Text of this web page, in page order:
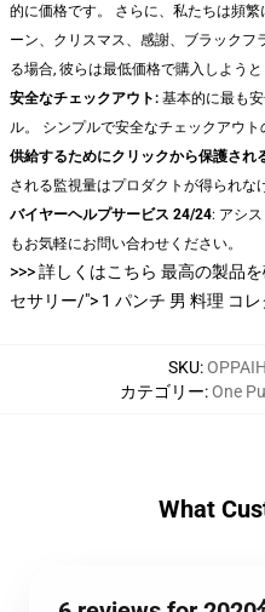
的に価格です。 さらに、私たちは頻
ーン、クリスマス、感謝、ブラックフ
る場合, 彼らは最低価格で購入しよう
安全なチェックアウト: 基本的に最も
ル。 シンプルで安全なチェックアウト
供給するためにクリックから保護され
される監視量はプロダクトが得られな
バイヤーヘルプサービス 24/24: アシ
もお気軽にお問い合わせください。
>>> 詳しくはこちら 最高の製品
セサリー/"> 1 パンチ 男 料理 コ
SKU:
カテゴリー:One
What